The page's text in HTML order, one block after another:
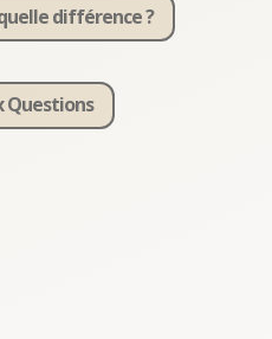
différence ?
Questions